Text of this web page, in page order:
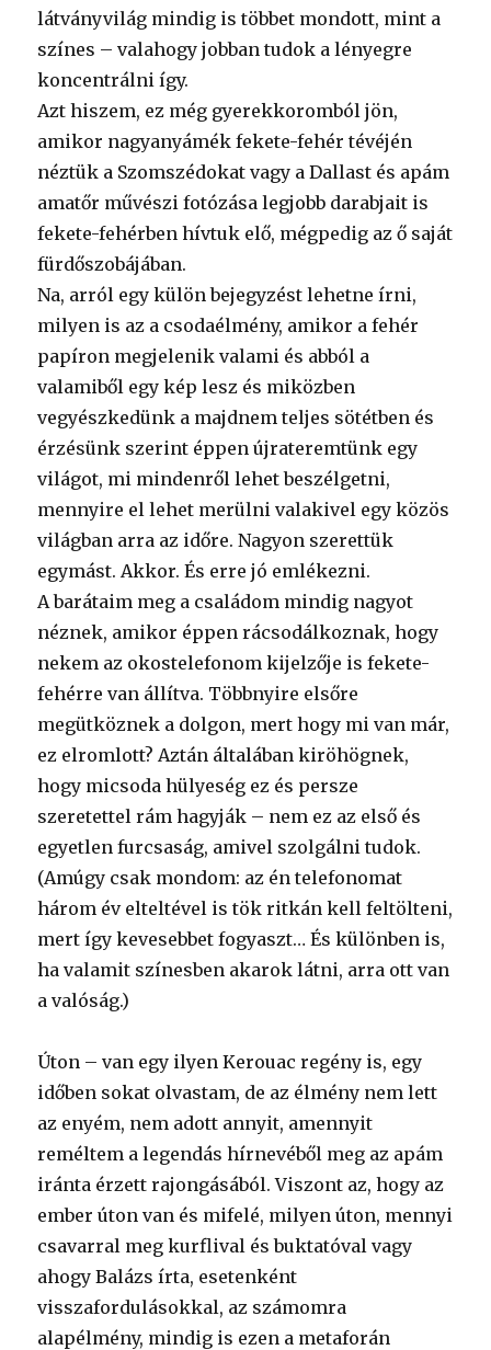
látványvilág mindig is többet mondott, mint a
színes – valahogy jobban tudok a lényegre
koncentrálni így.
Azt hiszem, ez még gyerekkoromból jön,
amikor nagyanyámék fekete-fehér tévéjén
néztük a Szomszédokat vagy a Dallast és apám
amatőr művészi fotózása legjobb darabjait is
fekete-fehérben hívtuk elő, mégpedig az ő saját
fürdőszobájában.
Na, arról egy külön bejegyzést lehetne írni,
milyen is az a csodaélmény, amikor a fehér
papíron megjelenik valami és abból a
valamiből egy kép lesz és miközben
vegyészkedünk a majdnem teljes sötétben és
érzésünk szerint éppen újrateremtünk egy
világot, mi mindenről lehet beszélgetni,
mennyire el lehet merülni valakivel egy közös
világban arra az időre. Nagyon szerettük
egymást. Akkor. És erre jó emlékezni.
A barátaim meg a családom mindig nagyot
néznek, amikor éppen rácsodálkoznak, hogy
nekem az okostelefonom kijelzője is fekete-
fehérre van állítva. Többnyire elsőre
megütköznek a dolgon, mert hogy mi van már,
ez elromlott? Aztán általában kiröhögnek,
hogy micsoda hülyeség ez és persze
szeretettel rám hagyják – nem ez az első és
egyetlen furcsaság, amivel szolgálni tudok.
(Amúgy csak mondom: az én telefonomat
három év elteltével is tök ritkán kell feltölteni,
mert így kevesebbet fogyaszt… És különben is,
ha valamit színesben akarok látni, arra ott van
a valóság.)
Úton – van egy ilyen Kerouac regény is, egy
időben sokat olvastam, de az élmény nem lett
az enyém, nem adott annyit, amennyit
reméltem a legendás hírnevéből meg az apám
iránta érzett rajongásából. Viszont az, hogy az
ember úton van és mifelé, milyen úton, mennyi
csavarral meg kurflival és buktatóval vagy
ahogy Balázs írta, esetenként
visszafordulásokkal, az számomra
alapélmény, mindig is ezen a metaforán